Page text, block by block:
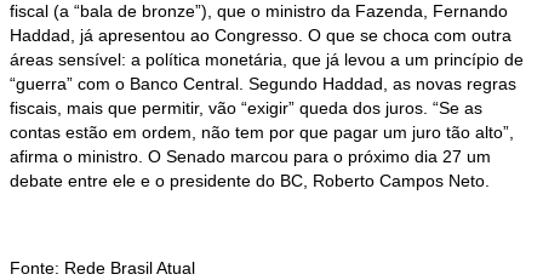
fiscal (a “bala de bronze”), que o ministro da Fazenda, Fernando
Haddad, já apresentou ao Congresso. O que se choca com outra
áreas sensível: a política monetária, que já levou a um princípio de
“guerra” com o Banco Central. Segundo Haddad, as novas regras
fiscais, mais que permitir, vão “exigir” queda dos juros. “Se as
contas estão em ordem, não tem por que pagar um juro tão alto”,
afirma o ministro. O Senado marcou para o próximo dia 27 um
debate entre ele e o presidente do BC, Roberto Campos Neto.
Fonte: Rede Brasil Atual